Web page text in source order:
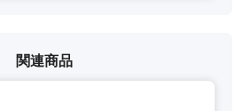
関連商品